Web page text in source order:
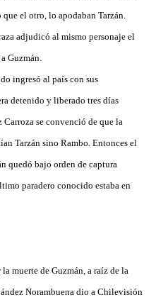
el otro, lo apodaban Tarzán.
adjudicó al mismo personaje el
Guzmán.
ingresó al país con sus
detenido y liberado tres días
se convenció de que la
Tarzán sino Rambo. Entonces el
quedó bajo orden de captura
paradero conocido estaba en
muerte de Guzmán, a raíz de la
Norambuena dio a Chilevisión